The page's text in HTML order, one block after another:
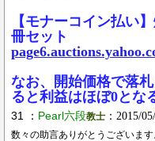
【モナーコイン払い
冊セット
なお、開始価格で落
ると利益はほぼ0とな
31 ： Pearl六段教士 ：2015/
数々の助言ありがとうございま